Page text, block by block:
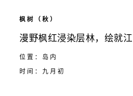
枫树（秋）
漫野枫红浸染层林，绘就江
位置：岛内
时间：九月初